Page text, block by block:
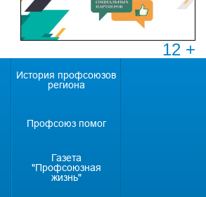
12 +
История профсоюзов
региона
Профсоюз помог
Газета
"Профсоюзная
жизнь"